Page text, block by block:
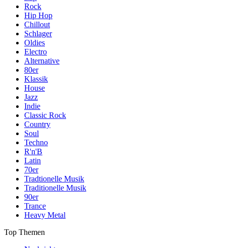
Rock
Hip Hop
Chillout
Schlager
Oldies
Electro
Alternative
80er
Klassik
House
Jazz
Indie
Classic Rock
Country
Soul
Techno
R'n'B
Latin
70er
Tradtionelle Musik
Traditionelle Musik
90er
Trance
Heavy Metal
Top Themen